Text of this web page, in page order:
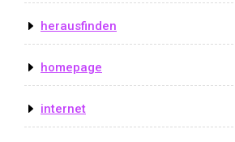
herausfinden
homepage
internet